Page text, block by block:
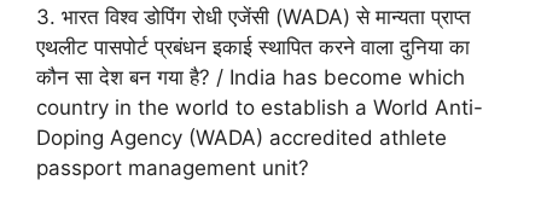
3. भारत विश्व डोपिंग रोधी एजेंसी (WADA) से मान्यता प्राप्त
एथलीट पासपोर्ट प्रबंधन इकाई स्थापित करने वाला दुनिया का
कौन सा देश बन गया है? / India has become which
country in the world to establish a World Anti-
Doping Agency (WADA) accredited athlete
passport management unit?